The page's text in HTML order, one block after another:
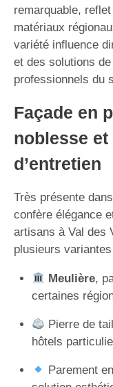
remarquable,
matériaux
variété influence
et des solutions
professionnels du
Façade en
noblesse
d’entretien
Très présente
confère élégance
artisans à Val des
plusieurs
Meulière,
certaines
Pierre de
hôtels
Parement